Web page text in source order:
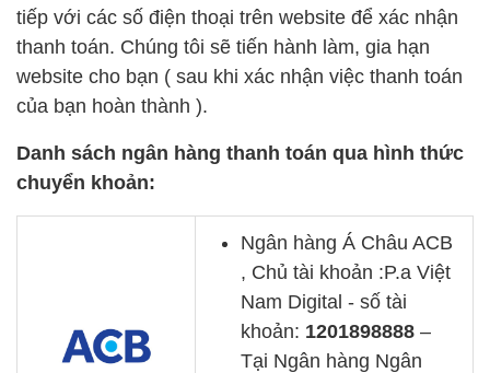
tiếp với các số điện thoại trên website để xác nhận
thanh toán. Chúng tôi sẽ tiến hành làm, gia hạn
website cho bạn ( sau khi xác nhận việc thanh toán
của bạn hoàn thành ).
Danh sách ngân hàng thanh toán qua hình thức
chuyển khoản:
Ngân hàng Á Châu ACB
, Chủ tài khoản :P.a Việt
Nam Digital - số tài
khoản: 1201898888 –
Tại Ngân hàng Ngân